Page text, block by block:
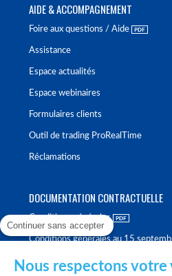
AIDE & ACCOMPAGNEMENT
Foire aux questions / Aide
Assistance
Espace actualités
Espace webinaires
Formulaires clients
Outil de trading ProRealTime
Réclamations
DOCUMENTATION CONTRACTUELLE
Conditions générales
Conditions générales au 15
Continuer sans accepter
Nous respectons votre